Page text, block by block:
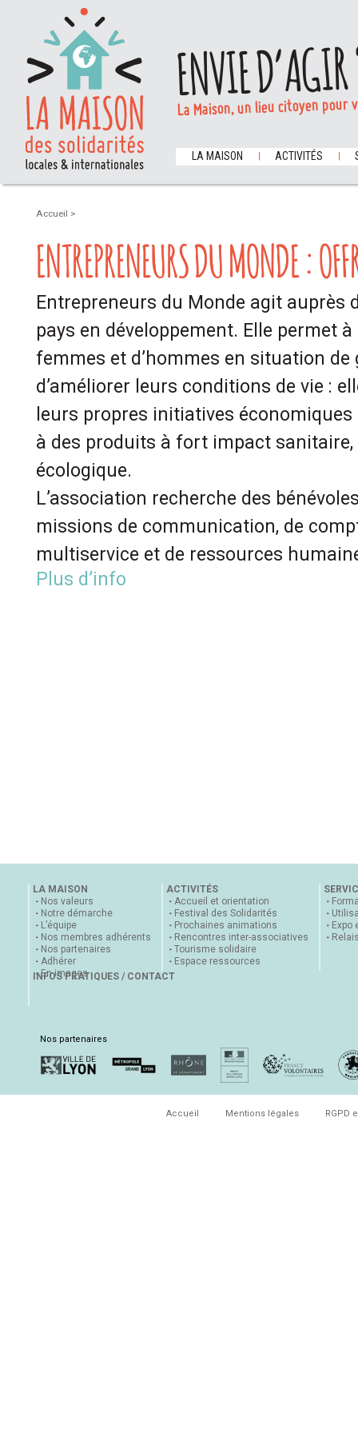
ENVIE
La Maison, un lieu citoyen
LA MAISON ACTIVITÉS
Accueil >
ENTREPRENEURS DU MONDE :
Entrepreneurs du Monde agit auprès
pays en développement. Elle permet
femmes et d’hommes en situation
d’améliorer leurs conditions de vie :
leurs propres initiatives
à des produits à fort impact
écologique.
L’association recherche des
missions de communication, de
multiservice et de ressources
Plus d’info
LA MAISON
Nos valeurs
Notre démarche
L’équipe
Nos membres adhérents
Nos partenaires
Adhérer
En images
ACTIVITÉS
Accueil et orientation
Festival des Solidarités
Prochaines animations
Rencontres inter-associatives
Tourisme solidaire
Espace ressources
Expo
INFOS PRATIQUES / CONTACT
Nos partenaires
Accueil Mentions légales RGPD